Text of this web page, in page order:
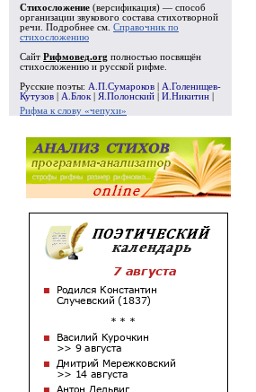
Стихосложение (версификация) — способ
организации звукового состава стихотворной
речи. Подробнее см. Справочник по
стихосложению
Сайт Рифмовед.org полностью посвящён
стихосложению и русской рифме.
Русские поэты: А.П.Сумароков
А.Голенищев-
Кутузов
А.Блок Я.Полонский И.Никитин
Рифма к слову «чепухи»